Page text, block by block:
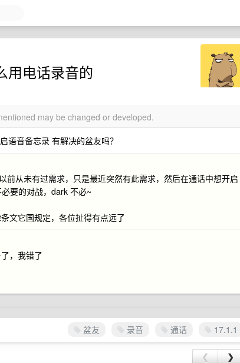
用电话录音的
may be changed or developed.
语音备忘录 有解决的盆友吗？
从未有过需求，只是最近突然有此需求，然后在通话中想开启
要的对战，dark 不必~
文它国规定，各位扯得有点远了
，我错了
盆友 录音 通话 17.1.1
❮ ❯